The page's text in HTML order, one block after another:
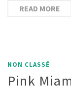
READ MORE
NON CLASSÉ
Pink